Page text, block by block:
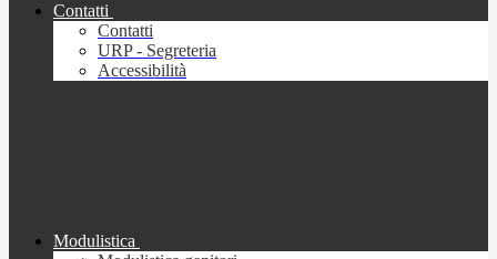
Contatti
Contatti
URP - Segreteria
Accessibilità
Modulistica